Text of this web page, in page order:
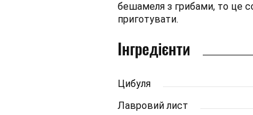
бешамеля з грибами, то це
приготувати.
Інгредієнти
Цибуля
Лавровий лист